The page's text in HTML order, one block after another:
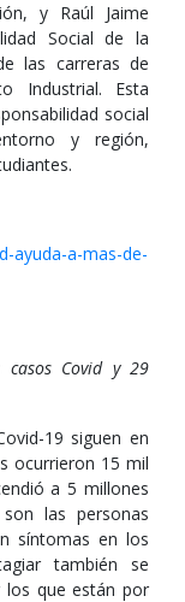
y Raúl Jaime
Social de la
las carreras de
Industrial. Esta
social
y región,
ayuda-a-mas-de-
Covid y 29
19 siguen en
ocurrieron 15 mil
a 5 millones
las personas
síntomas en los
también se
los que están por